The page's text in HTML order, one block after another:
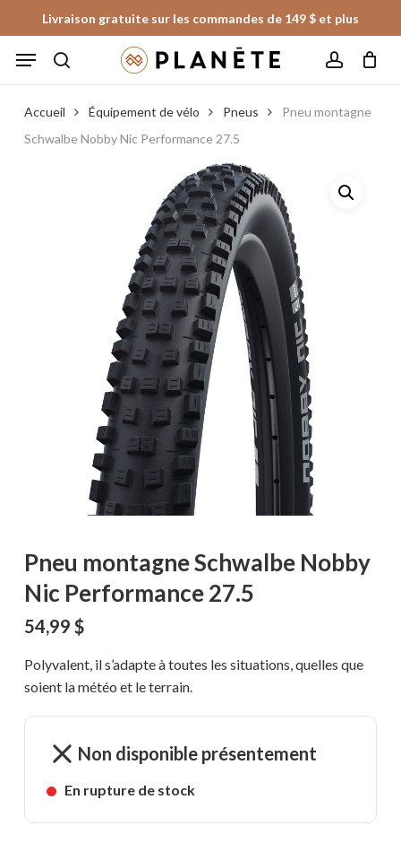
to
main
Livraison gratuite sur les commandes de 149 $ et plus
Menu
Fermer
le
panier
Accueil Équipement de vélo Pneus
Pneu montagne
Schwalbe Nobby Nic Performance 27.5
Pneu montagne Schwalbe Nobby
Nic Performance 27.5
54,99 $
Polyvalent, il s’adapte à toutes les situations, quelles que
soient la météo et le terrain.
Non disponible présentement
En rupture de stock